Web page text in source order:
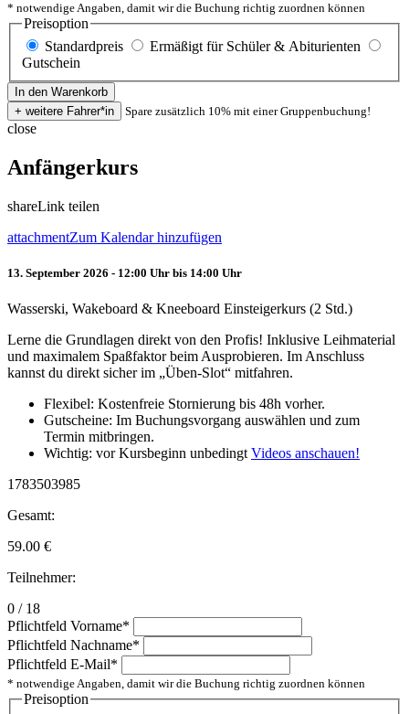
* notwendige Angaben, damit wir die Buchung richtig zuordnen können
Preisoption
Standardpreis
Ermäßigt für Schüler & Abiturienten
Gutschein
Spare zusätzlich 10% mit einer Gruppenbuchung!
close
Anfängerkurs
shareLink teilen
attachmentZum Kalendar hinzufügen
13. September 2026 - 12:00 Uhr bis 14:00 Uhr
Wasserski, Wakeboard & Kneeboard Einsteigerkurs (2 Std.)
Lerne die Grundlagen direkt von den Profis! Inklusive Leihmaterial
und maximalem Spaßfaktor beim Ausprobieren. Im Anschluss
kannst du direkt sicher im „Üben-Slot“ mitfahren.
Flexibel: Kostenfreie Stornierung bis 48h vorher.
Gutscheine: Im Buchungsvorgang auswählen und zum
Termin mitbringen.
Wichtig: vor Kursbeginn unbedingtVideos anschauen!
1783503985
Gesamt:
59.00 €
Teilnehmer:
0 / 18
Pflichtfeld Vorname*
Pflichtfeld Nachname*
Pflichtfeld E-Mail*
* notwendige Angaben, damit wir die Buchung richtig zuordnen können
Preisoption